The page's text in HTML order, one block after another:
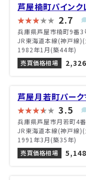
芦屋楠町パインク
2.7
兵庫県芦屋市楠町9番3
JR東海道本線(神戸線)(
1982年1月(築44年)
売買価格相場
芦屋月若町パーク
3.5
兵庫県芦屋市月若町4
JR東海道本線(神戸線)(
1991年3月(築35年)
売買価格相場